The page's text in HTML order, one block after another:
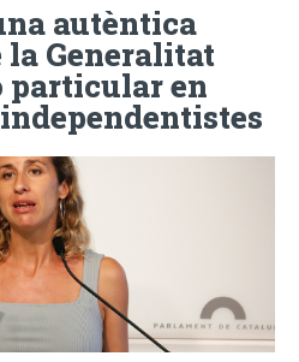
autèntica
la Generalitat
particular en